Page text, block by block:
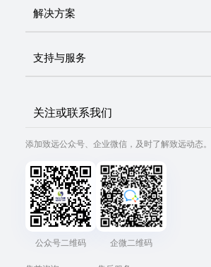
解决方案
支持与服务
关注或联系我们
添加致远公众号、企业微信，及时了解致远动态。
公众号二维码 企微二维码